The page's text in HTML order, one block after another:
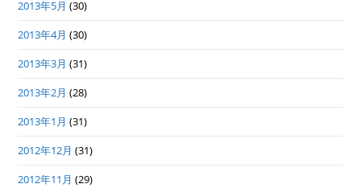
2013年5月 (30)
2013年4月 (30)
2013年3月 (31)
2013年2月 (28)
2013年1月 (31)
2012年12月 (31)
2012年11月 (29)